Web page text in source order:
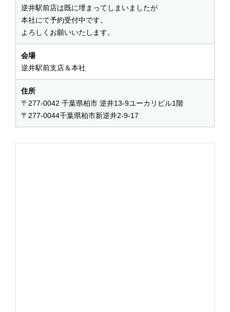
逆井駅前店は既に埋まってしまいましたが
本社にて予約受付中です。
よろしくお願いいたします。
会場
逆井駅前支店＆本社
住所
〒277-0042 千葉県柏市 逆井13-9ユーカリビル1階
〒277-0044千葉県柏市新逆井2-9-17